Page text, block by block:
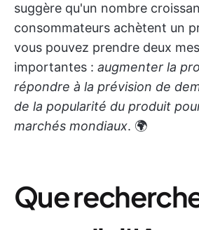
suggère qu'un nombre
consommateurs achètent un
vous pouvez prendre deux
importantes : augmenter la
répondre à la prévision de
de la popularité du produit
marchés mondiaux. 🌍
Que